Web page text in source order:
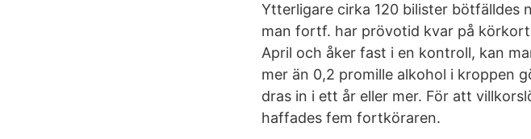
Ytterligare cirka 120 bilister bötfälldes
man fortf. har prövotid kvar på
April och åker fast i en kontroll, kan
mer än 0,2 promille alkohol i kroppen
dras in i ett år eller mer. För att
haffades fem fortköraren.